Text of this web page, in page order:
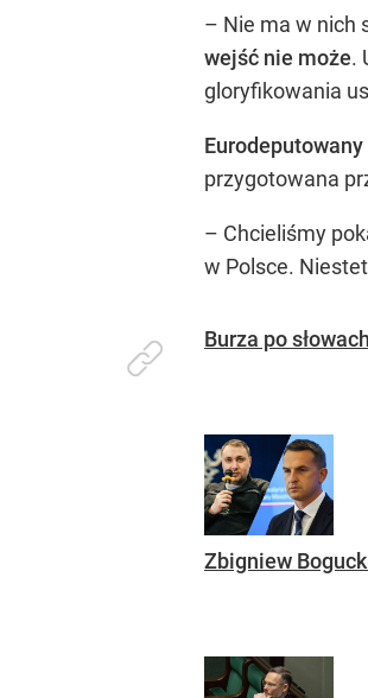
– Nie ma w nich
wejść nie może.
gloryfikowania
przygotowana
– Chcieliśmy
w Polsce.
Burza po
Zbigniew